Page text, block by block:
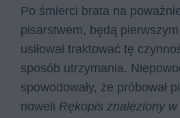
Po śmierci brata na
pisarstwem, będą
usiłował traktować tę
sposób utrzymania.
spowodowały, że próbował
noweli Rękopis znaleziony